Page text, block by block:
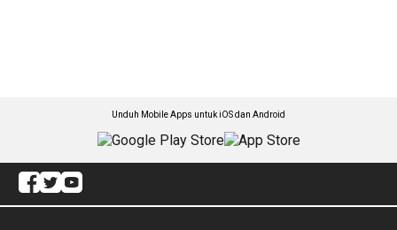
Unduh Mobile Apps untuk iOS dan Android